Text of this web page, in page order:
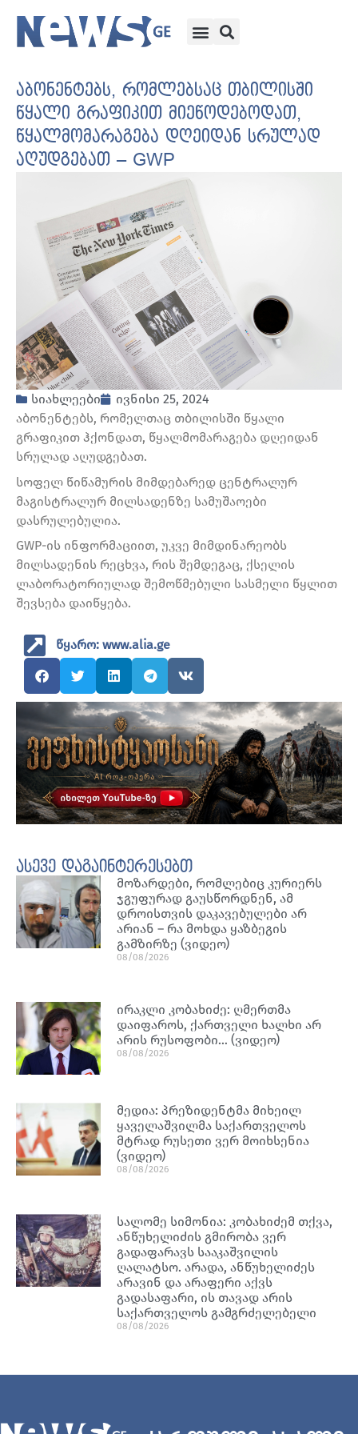
აბონენტებს, რომლებსაც თბილისში
წყალი გრაფიკით მიეწოდებოდათ,
წყალმომარაგება დღეიდან სრულად
აღუდგებათ – GWP
სიახლეები
ივნისი 25, 2024
აბონენტებს, რომელთაც თბილისში წყალი
გრაფიკით ჰქონდათ, წყალმომარაგება დღეიდან
სრულად აღუდგებათ.
სოფელ წიწამურის მიმდებარედ ცენტრალურ
მაგისტრალურ მილსადენზე სამუშაოები
დასრულებულია.
GWP-ის ინფორმაციით, უკვე მიმდინარეობს
მილსადენის რეცხვა, რის შემდეგაც, ქსელის
ლაბორატორიულად შემოწმებული სასმელი წყლით
შევსება დაიწყება.
წყარო: www.alia.ge
ასევე დაგაინტერესებთ
მოზარდები, რომლებიც კურიერს
ჯგუფურად გაუსწორდნენ, ამ
დროისთვის დაკავებულები არ
არიან – რა მოხდა ყაზბეგის
გამზირზე (ვიდეო)
08/08/2026
ირაკლი კობახიძე: ღმერთმა
დაიფაროს, ქართველი ხალხი არ
არის რუსოფობი… (ვიდეო)
08/08/2026
მედია: პრეზიდენტმა მიხეილ
ყაველაშვილმა საქართველოს
მტრად რუსეთი ვერ მოიხსენია
(ვიდეო)
08/08/2026
სალომე სიმონია: კობახიძემ თქვა,
ანწუხელიძის გმირობა ვერ
გადაფარავს სააკაშვილის
ღალატსო. არადა, ანწუხელიძეს
არავინ და არაფერი აქვს
გადასაფარი, ის თავად არის
საქართველოს გამგრძელებელი
08/08/2026